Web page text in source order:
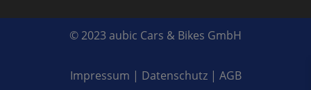
© 2023 aubic Cars & Bikes GmbH
Impressum | Datenschutz| AGB